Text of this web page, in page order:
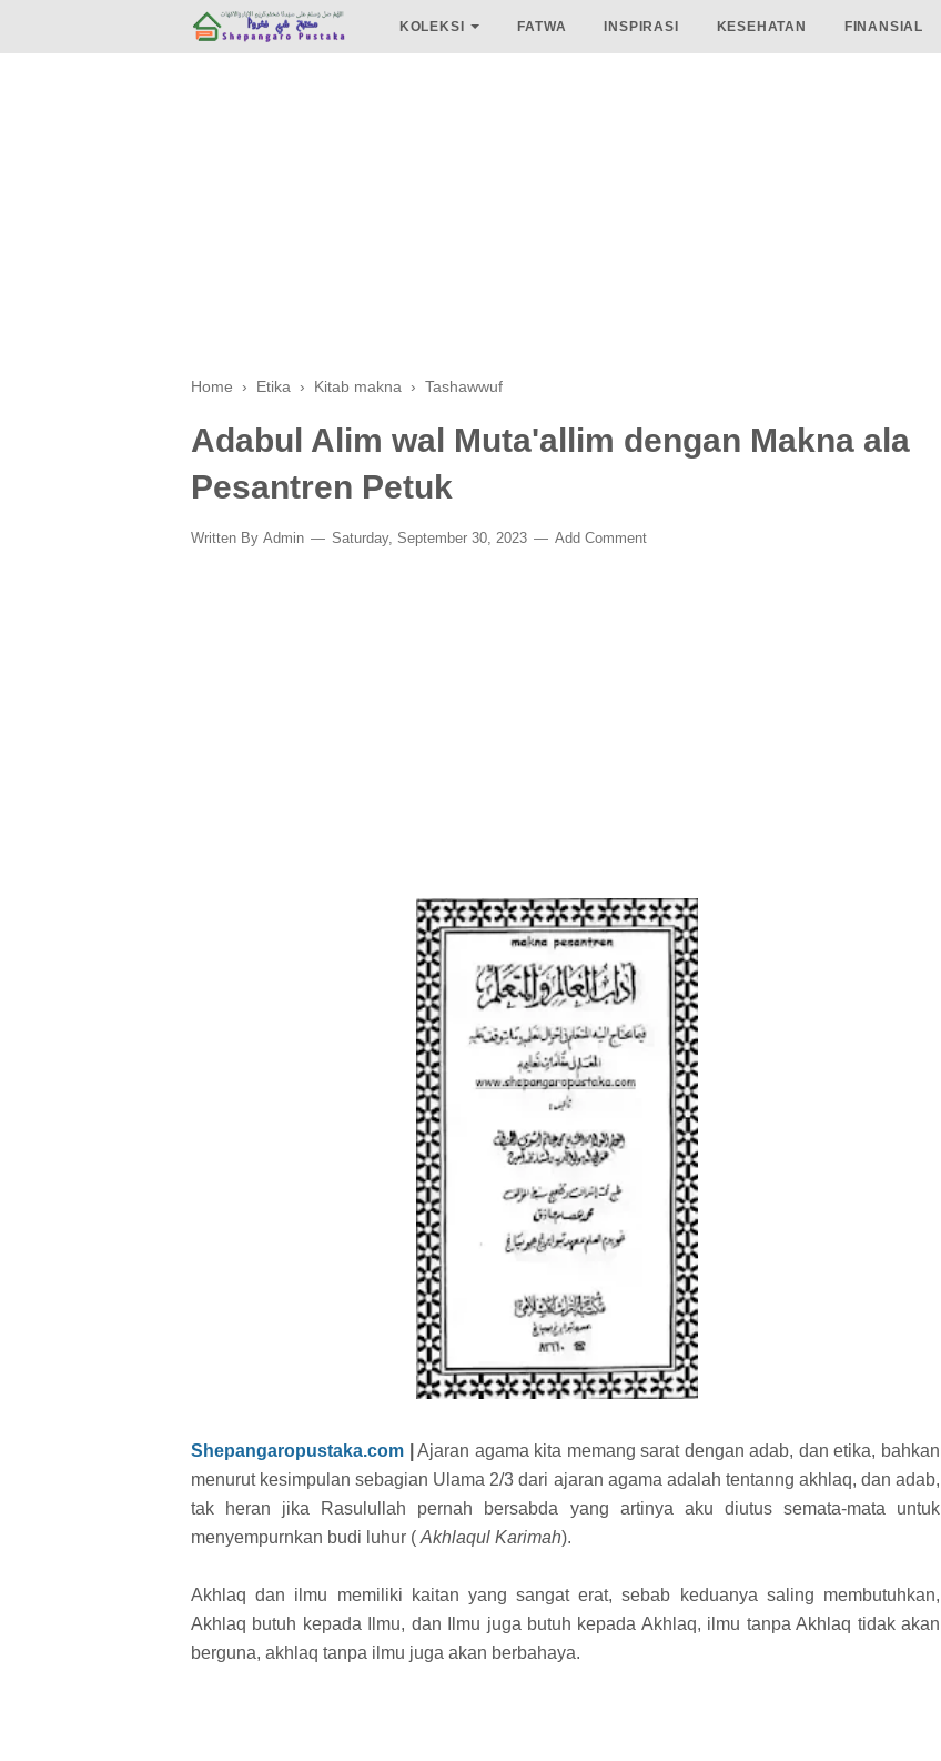
KOLEKSI FATWA INSPIRASI KESEHATAN FINANSIAL
Home › Etika › Kitab makna › Tashawwuf
Adabul Alim wal Muta'allim dengan Makna ala
Pesantren Petuk
Written By Admin Saturday, September 30, 2023 Add Comment
Shepangaropustaka.com
Ajaran agama kita memang sarat dengan adab, dan etika, bahkan
menurut kesimpulan sebagian Ulama 2/3 dari ajaran agama adalah tentanng akhlaq, dan adab,
tak heran jika Rasulullah pernah bersabda yang artinya aku diutus semata-mata untuk
menyempurnkan budi luhur ( Akhlaqul Karimah).
Akhlaq dan ilmu memiliki kaitan yang sangat erat, sebab keduanya saling membutuhkan,
Akhlaq butuh kepada Ilmu, dan Ilmu juga butuh kepada Akhlaq, ilmu tanpa Akhlaq tidak akan
berguna, akhlaq tanpa ilmu juga akan berbahaya.